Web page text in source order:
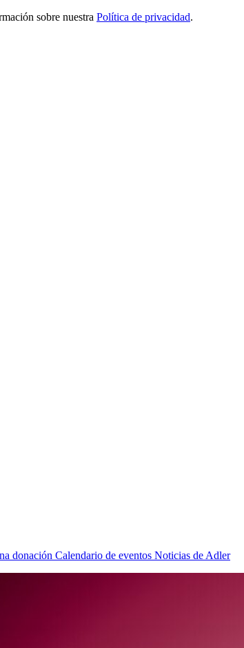
sobre nuestra Política de privacidad.
donación Calendario de eventos Noticias de Adler